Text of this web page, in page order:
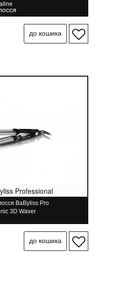
Professional
BaByliss Pro
3D Waver